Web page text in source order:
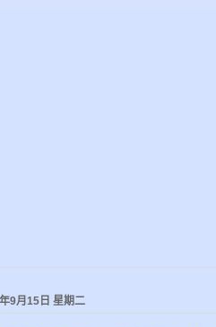
9月15日 星期二